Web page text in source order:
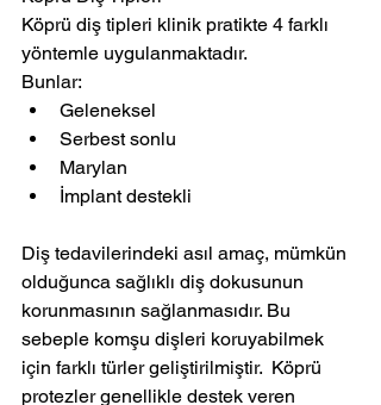
Köprü diş tipleri klinik pratikte 4 farklı
yöntemle uygulanmaktadır.
Bunlar:
Geleneksel
Serbest sonlu
Marylan
İmplant destekli
Diş tedavilerindeki asıl amaç, mümkün
olduğunca sağlıklı diş dokusunun
korunmasının sağlanmasıdır. Bu
sebeple komşu dişleri koruyabilmek
için farklı türler geliştirilmiştir.  Köprü
protezler genellikle destek veren